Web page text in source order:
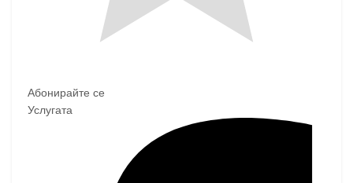
Абонирайте се
Услугата